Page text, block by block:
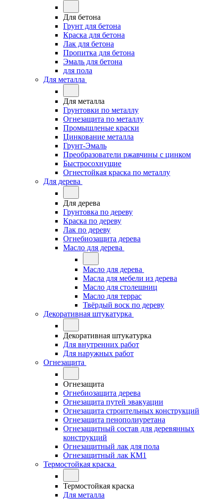
Для бетона
Грунт для бетона
Краска для бетона
Лак для бетона
Пропитка для бетона
Эмаль для бетона
для пола
Для металла
Для металла
Грунтовки по металлу
Огнезащита по металлу
Промышленые краски
Цинкование металла
Грунт-Эмаль
Преобразователи ржавчины с цинком
Быстросохнущие
Огнестойкая краска по металлу
Для дерева
Для дерева
Грунтовка по дереву
Краска по дереву
Лак по дереву
Огнебиозащита дерева
Масло для дерева
Масло для дерева
Масла для мебели из дерева
Масло для столешниц
Масло для террас
Твёрдый воск по дереву
Декоративная штукатурка
Декоративная штукатурка
Для внутренних работ
Для наружных работ
Огнезащита
Огнезащита
Огнебиозащита дерева
Огнезащита путей эвакуации
Огнезащита строительных конструкций
Огнезащита пенополиуретана
Огнезащитный состав для деревянных
конструкций
Огнезащитный лак для пола
Огнезащитный лак КМ1
Термостойкая краска
Термостойкая краска
Для металла